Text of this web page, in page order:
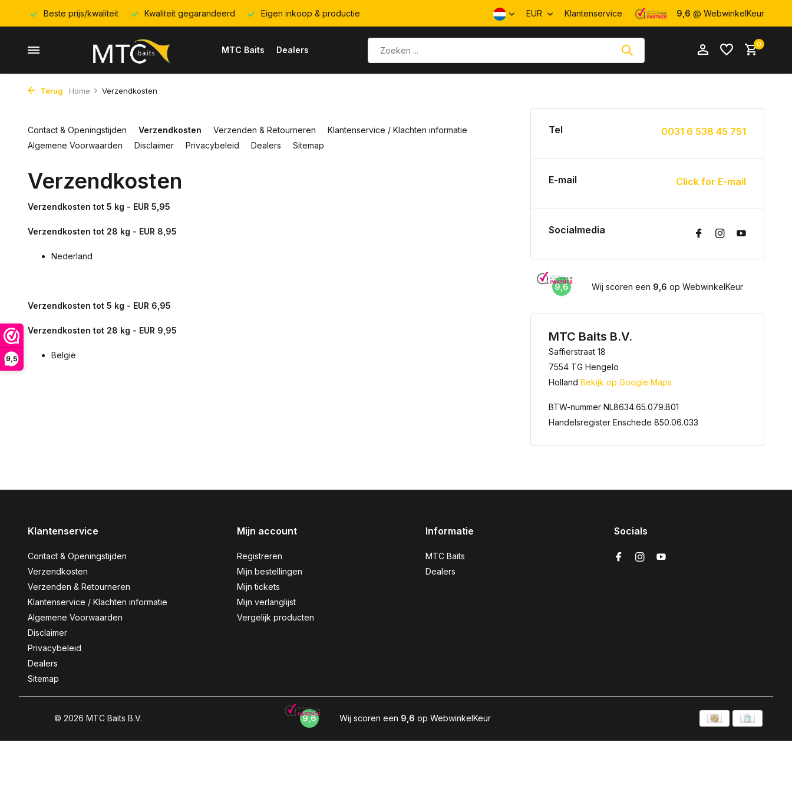
9,5
Beste prijs/kwaliteit Kwaliteit gegarandeerd Eigen inkoop & productie EUR Klantenservice 9,6 @ WebwinkelKeur
MTC Baits Dealers
Account
0
Terug Home Verzendkosten
Contact & Openingstijden Verzendkosten Verzenden & Retourneren
Klantenservice / Klachten informatie
Algemene Voorwaarden
Disclaimer Privacybeleid Dealers Sitemap
Verzendkosten
Verzendkosten tot 5 kg - EUR 5,95
Verzendkosten tot 28 kg - EUR 8,95
Nederland
Verzendkosten tot 5 kg - EUR 6,95
Verzendkosten tot 28 kg - EUR 9,95
België
Tel 0031 6 538 45 751
E-mail Click for E-mail
Socialmedia
9,6 Wij scoren een 9,6 op WebwinkelKeur
MTC Baits B.V.
Saffierstraat 18
7554 TG Hengelo
HollandBekijk op Google Maps
BTW-nummer NL8634.65.079.B01
Handelsregister Enschede 850.06.033
Klantenservice
Contact & Openingstijden
Verzendkosten
Verzenden & Retourneren
Klantenservice / Klachten informatie
Algemene Voorwaarden
Disclaimer
Privacybeleid
Dealers
Sitemap
Mijn account
Registreren
Mijn bestellingen
Mijn tickets
Mijn verlanglijst
Vergelijk producten
Informatie
MTC Baits
Dealers
Socials
© 2026 MTC Baits B.V. 9,6 Wij scoren een 9,6 op WebwinkelKeur